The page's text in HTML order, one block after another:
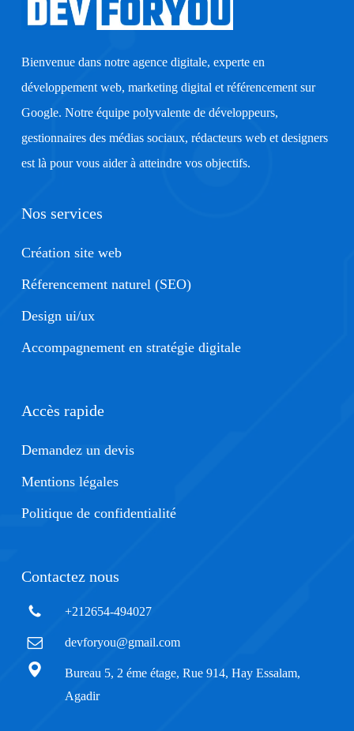
Bienvenue dans notre agence digitale, experte en
développement web, marketing digital et référencement sur
Google. Notre équipe polyvalente de développeurs,
gestionnaires des médias sociaux, rédacteurs web et designers
est là pour vous aider à atteindre vos objectifs.
Nos services
Création site web
Réferencement naturel (SEO)
Design ui/ux
Accompagnement en stratégie digitale
Accès rapide
Demandez un devis
Mentions légales
Politique de confidentialité
Contactez nous
+212654-494027
devforyou@gmail.com
Bureau 5, 2 éme étage, Rue 914, Hay Essalam,
Agadir